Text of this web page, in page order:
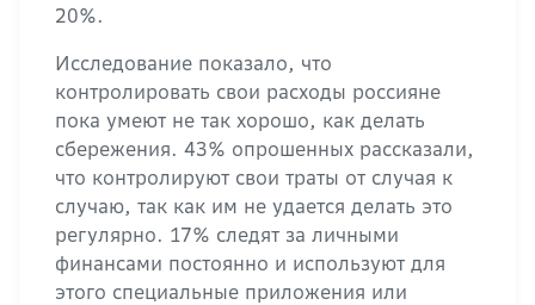
20%.
Исследование показало, что
контролировать свои расходы россияне
пока умеют не так хорошо, как делать
сбережения. 43% опрошенных рассказали,
что контролируют свои траты от случая к
случаю, так как им не удается делать это
регулярно. 17% следят за личными
финансами постоянно и используют для
этого специальные приложения или